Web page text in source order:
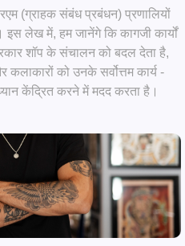
(ग्राहक संबंध प्रबंधन) प्रणालियों
। इस लेख में, हम जानेंगे कि कागजी कार्यों
शॉप के संचालन को बदल देता है,
कलाकारों को उनके सर्वोत्तम कार्य -
केंद्रित करने में मदद करता है।